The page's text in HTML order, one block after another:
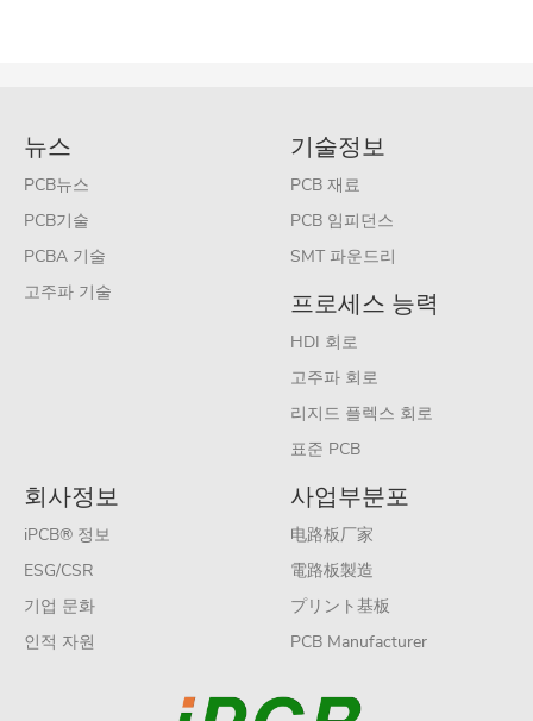
뉴스
PCB뉴스
PCB기술
PCBA 기술
고주파 기술
기술정보
PCB 재료
PCB 임피던스
SMT 파운드리
프로세스 능력
HDI 회로
고주파 회로
리지드 플렉스 회로
표준 PCB
회사정보
iPCB® 정보
ESG/CSR
기업 문화
인적 자원
사업부분포
电路板厂家
電路板製造
プリント基板
PCB Manufacturer